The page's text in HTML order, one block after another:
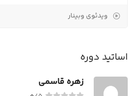
ویدئوی وبینار
اساتید دوره
زهره قاسمی